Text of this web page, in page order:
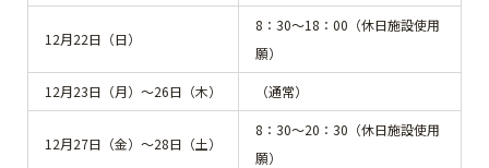
12月22日（日）
8：30～18：00（休日施設使用
願）
12月23日（月）～26日（木） （通常）
12月27日（金）～28日（土）
8：30～20：30（休日施設使用
願）